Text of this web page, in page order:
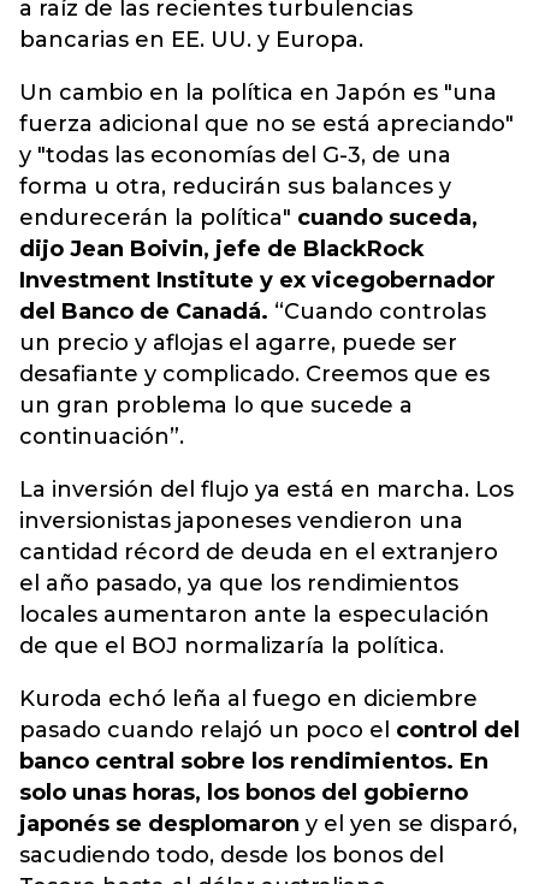
a raíz de las recientes turbulencias
bancarias en EE. UU. y Europa.
Un cambio en la política en Japón es "una
fuerza adicional que no se está apreciando"
y "todas las economías del G-3, de una
forma u otra, reducirán sus balances y
endurecerán la política" cuando suceda,
dijo Jean Boivin, jefe de BlackRock
Investment Institute y ex vicegobernador
del Banco de Canadá. “Cuando controlas
un precio y aflojas el agarre, puede ser
desafiante y complicado. Creemos que es
un gran problema lo que sucede a
continuación”.
La inversión del flujo ya está en marcha. Los
inversionistas japoneses vendieron una
cantidad récord de deuda en el extranjero
el año pasado, ya que los rendimientos
locales aumentaron ante la especulación
de que el BOJ normalizaría la política.
Kuroda echó leña al fuego en diciembre
pasado cuando relajó un poco el control del
banco central sobre los rendimientos. En
solo unas horas, los bonos del gobierno
japonés se desplomaron y el yen se disparó,
sacudiendo todo, desde los bonos del